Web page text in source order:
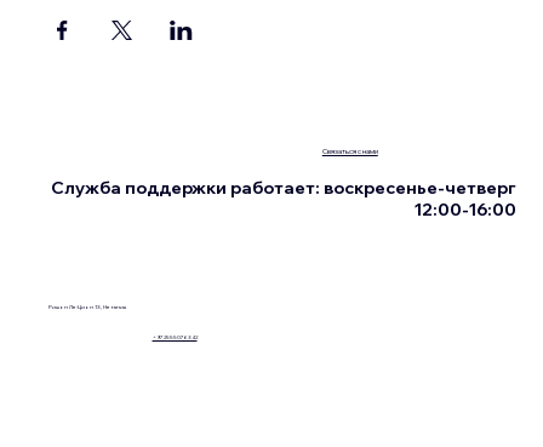
Ришон Ле-Цион 13, Нетания
+972555076342
Связаться с нами
Служба поддержки работает: воскресенье-четверг
12:00-16:00